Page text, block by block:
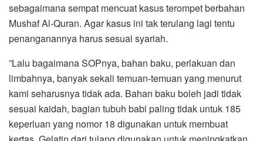
sebagaimana sempat mencuat kasus terompet berbahan
Mushaf Al-Quran. Agar kasus ini tak terulang lagi tentu
penanganannya harus sesuai syariah.
”Lalu bagaimana SOPnya, bahan baku, perlakuan dan
limbahnya, banyak sekali temuan-temuan yang menurut
kami seharusnya tidak ada. Bahan baku boleh jadi tidak
sesuai kaidah, bagian tubuh babi paling tidak untuk 185
keperluan yang nomor 18 digunakan untuk membuat